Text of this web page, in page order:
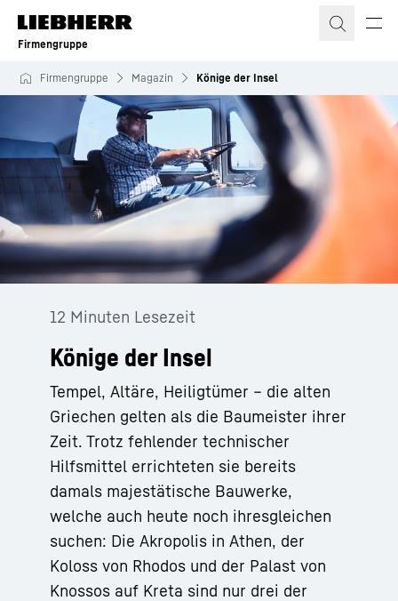
Zum Inhalt springen
Firmengruppe
Firmengruppe Magazin Könige der Insel
12 Minuten Lesezeit
Könige der Insel
Tempel, Altäre, Heiligtümer – die alten
Griechen gelten als die Baumeister ihrer
Zeit. Trotz fehlender technischer
Hilfsmittel errichteten sie bereits
damals majestätische Bauwerke,
welche auch heute noch ihresgleichen
suchen: Die Akropolis in Athen, der
Koloss von Rhodos und der Palast von
Knossos auf Kreta sind nur drei der